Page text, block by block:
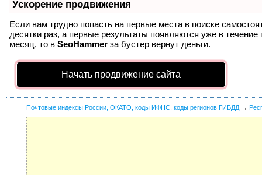
Ускорение продвижения
Если вам трудно попасть на первые места в поиске
десятки раз, а первые результаты появляются уже в
месяц, то в SeoHammer за бустер вернут деньги.
Начать продвижение сайта
Почтовые индексы России, ОКАТО, коды ИФНС, коды регионов ГИБДД →